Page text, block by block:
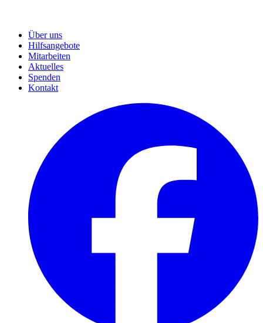
Über uns
Hilfsangebote
Mitarbeiten
Aktuelles
Spenden
Kontakt